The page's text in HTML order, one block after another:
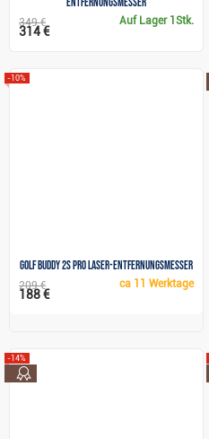
Auf Lager 1Stk.
349 €
314 €
Golf Buddy 2S PRO Laser-Entfernungsmesser
-10%
ca 11 Werktage
209 €
188 €
-14%